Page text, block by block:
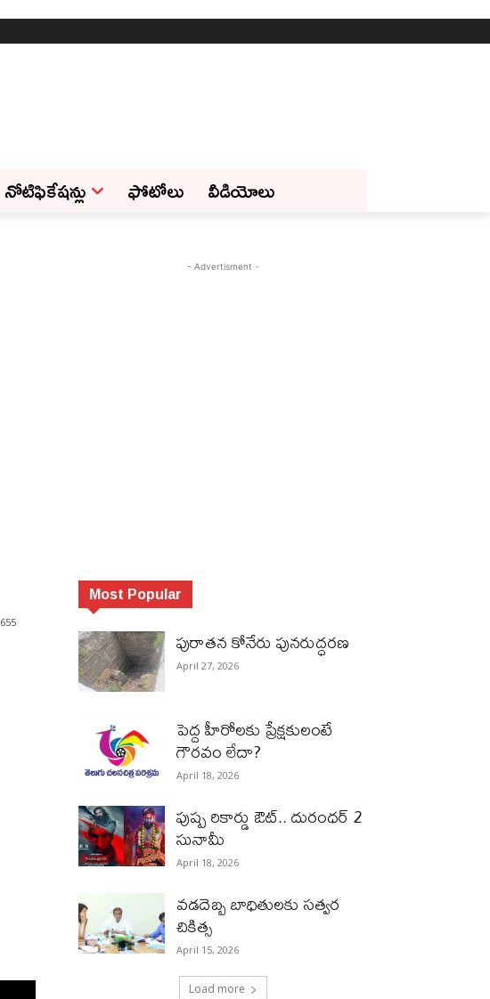
నోటిఫికేషన్లు ఫోటోలు వీడియోలు
655
- Advertisment -
Most Popular
పురాత‌న కోనేరు పున‌రుద్ధ‌ర‌ణ
April 27, 2026
పెద్ద హీరోల‌కు ప్రేక్ష‌కులంటే
గౌర‌వం లేదా?
April 18, 2026
పుష్ప రికార్డు ఔట్‌.. దురంధ‌ర్ 2
సునామీ
April 18, 2026
వడదెబ్బ బాధితులకు సత్వర
చికిత్స
April 15, 2026
Load more